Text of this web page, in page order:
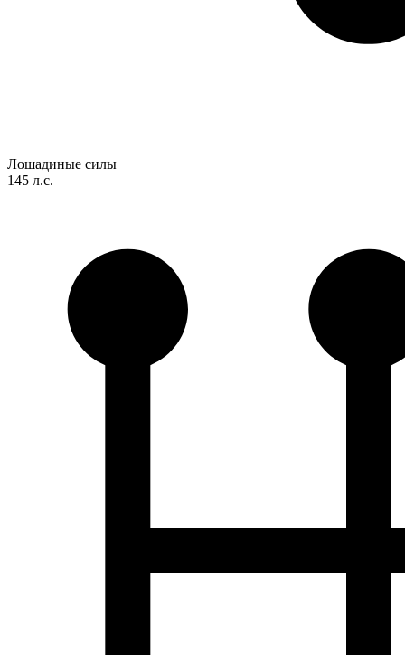
Лошадиные силы
145 л.с.